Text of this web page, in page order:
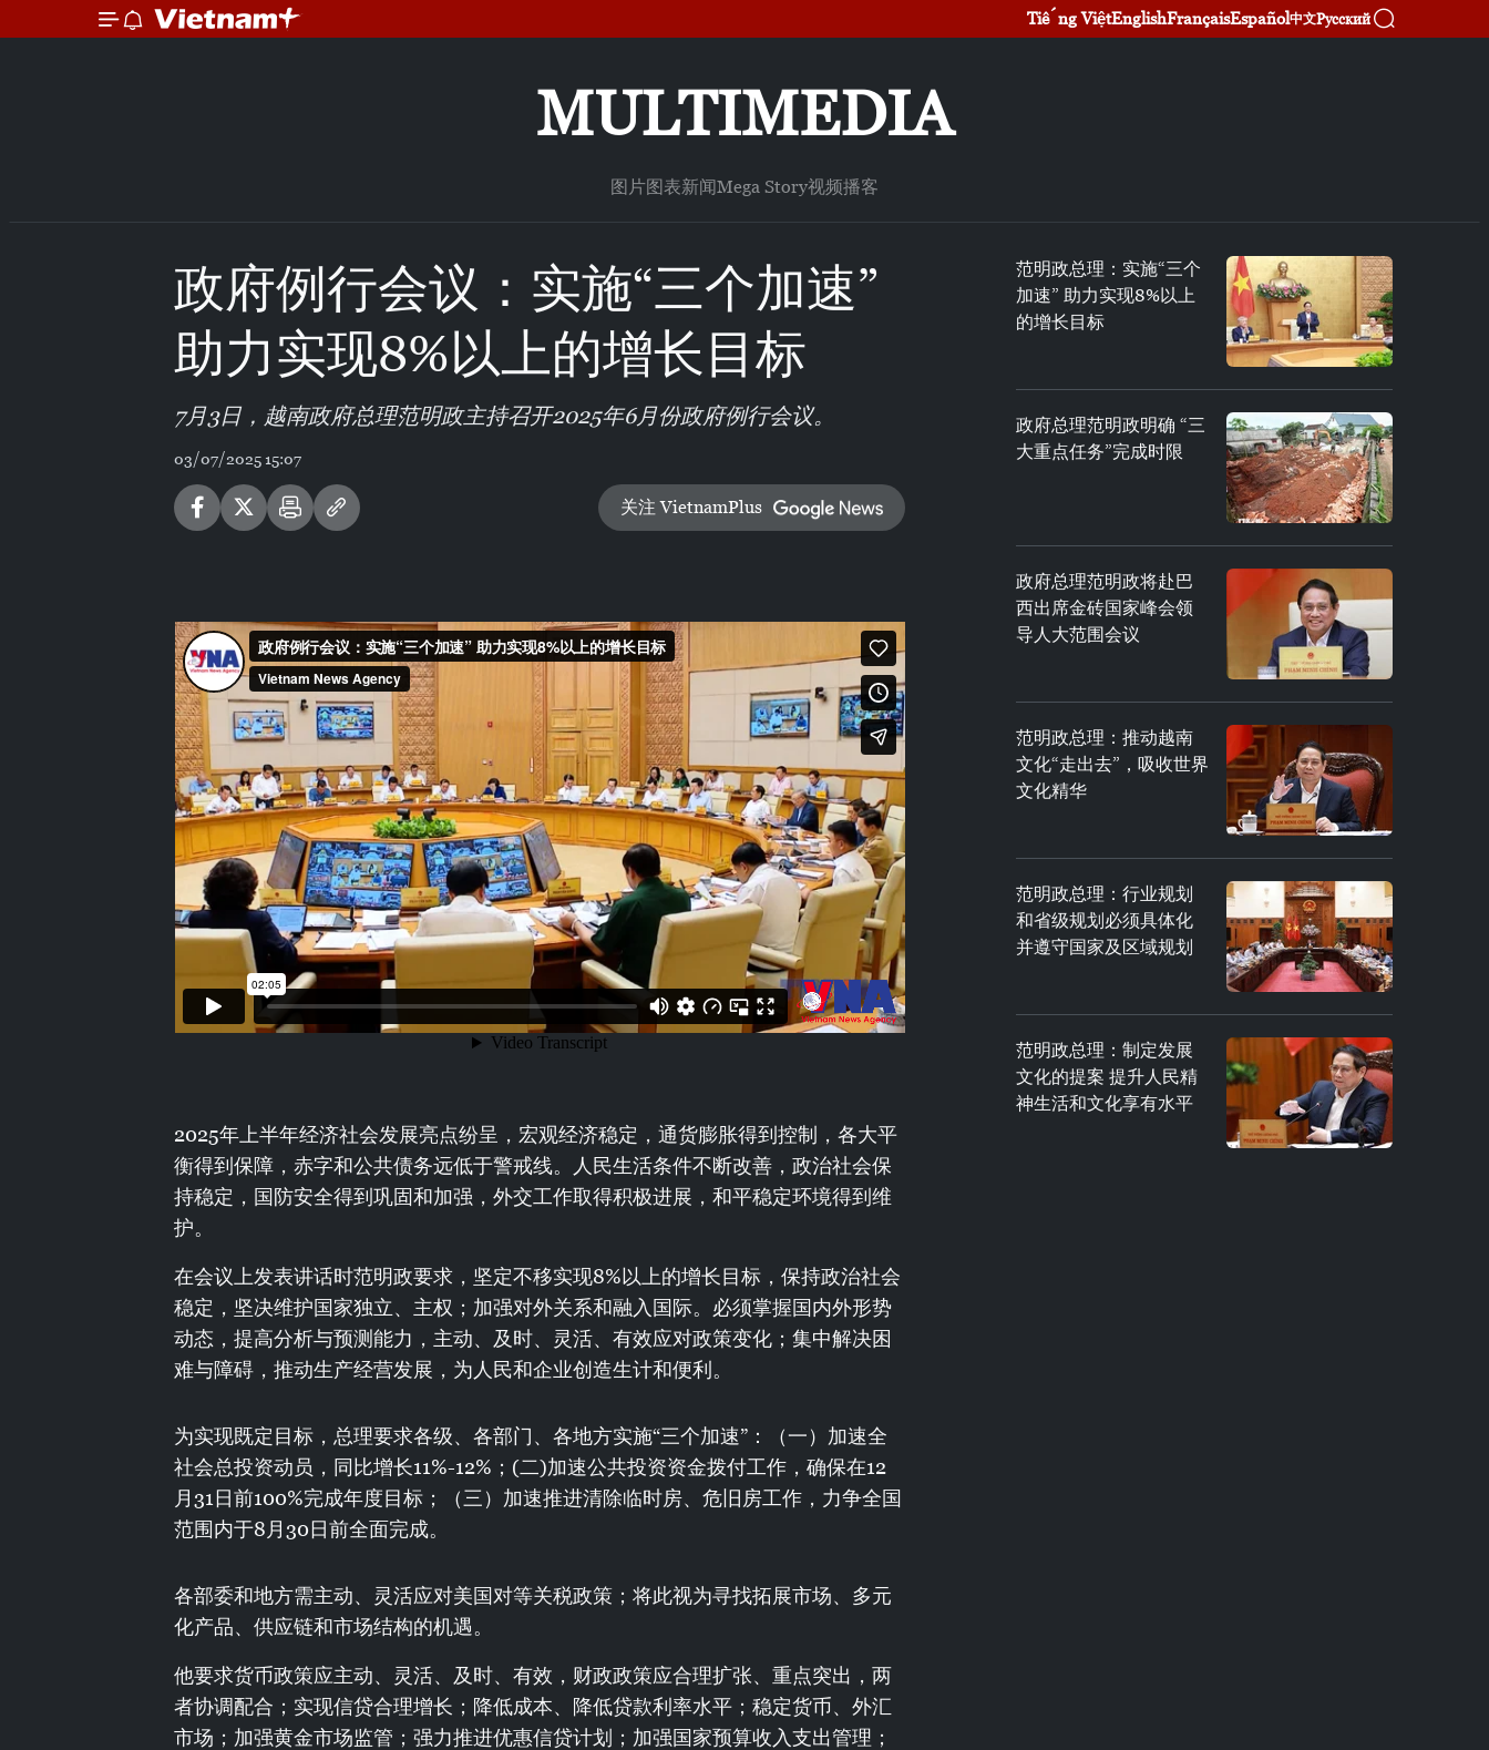
Tiếng ViệtEnglishFrançaisEspañol中文Русский
MULTIMEDIA
图片图表新闻Mega Story视频播客
政府例行会议：实施“三个加速”
助力实现8%以上的增长目标
7月3日，越南政府总理范明政主持召开2025年6月份政府例行会议。
03/07/2025 15:07
关注 VietnamPlus
2025年上半年经济社会发展亮点纷呈，宏观经济稳定，通货膨胀得到控制，各大平
衡得到保障，赤字和公共债务远低于警戒线。人民生活条件不断改善，政治社会保
持稳定，国防安全得到巩固和加强，外交工作取得积极进展，和平稳定环境得到维
护。
在会议上发表讲话时范明政要求，坚定不移实现8%以上的增长目标，保持政治社会
稳定，坚决维护国家独立、主权；加强对外关系和融入国际。必须掌握国内外形势
动态，提高分析与预测能力，主动、及时、灵活、有效应对政策变化；集中解决困
难与障碍，推动生产经营发展，为人民和企业创造生计和便利。
为实现既定目标，总理要求各级、各部门、各地方实施“三个加速”：（一）加速全
社会总投资动员，同比增长11%-12%；(二)加速公共投资资金拨付工作，确保在12
月31日前100%完成年度目标；（三）加速推进清除临时房、危旧房工作，力争全国
范围内于8月30日前全面完成。
各部委和地方需主动、灵活应对美国对等关税政策；将此视为寻找拓展市场、多元
化产品、供应链和市场结构的机遇。
他要求货币政策应主动、灵活、及时、有效，财政政策应合理扩张、重点突出，两
者协调配合；实现信贷合理增长；降低成本、降低贷款利率水平；稳定货币、外汇
市场；加强黄金市场监管；强力推进优惠信贷计划；加强国家预算收入支出管理；
范明政总理：实施“三个
加速” 助力实现8%以上
的增长目标
政府总理范明政明确 “三
大重点任务”完成时限
政府总理范明政将赴巴
西出席金砖国家峰会领
导人大范围会议
范明政总理：推动越南
文化“走出去”，吸收世界
文化精华
范明政总理：行业规划
和省级规划必须具体化
并遵守国家及区域规划
范明政总理：制定发展
文化的提案 提升人民精
神生活和文化享有水平